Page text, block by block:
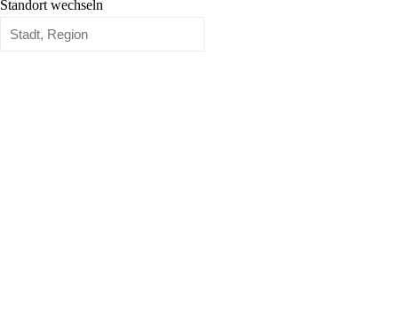
Standort wechseln